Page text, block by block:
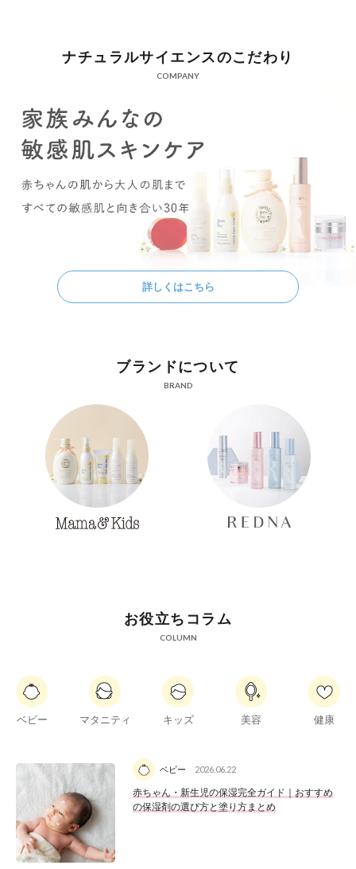
ナチュラルサイエンスのこだわり
COMPANY
詳しくはこちら
ブランドについて
BRAND
お役立ちコラム
COLUMN
ベビー マタニティ キッズ 美容 健康
ベビー 2026.06.22
赤ちゃん・新生児の保湿完全ガイド｜おすすめ
の保湿剤の選び方と塗り方まとめ